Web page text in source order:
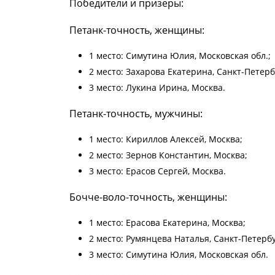
Победители и призеры:
Петанк-точность, женщины:
1 место: Симутина Юлия, Московская обл.;
2 место: Захарова Екатерина, Санкт-
3 место: Лукина Ирина, Москва.
Петанк-точность, мужчины:
1 место: Кириллов Алексей, Москва;
2 место: Зернов Константин, Москва;
3 место: Ерасов Сергей, Москва.
Бочче-воло-точность, женщины:
1 место: Ерасова Екатерина, Москва;
2 место: Румянцева Наталья, Санкт-
3 место: Симутина Юлия, Московская обл.